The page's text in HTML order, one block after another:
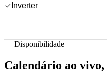
Inverter
— Disponibilidade
Calendário ao vivo,